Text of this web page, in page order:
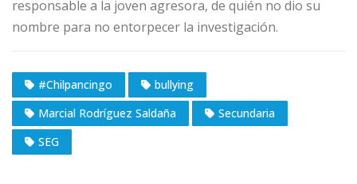
responsable a la joven agresora, de quién no dio su
nombre para no entorpecer la investigación.
#Chilpancingo
bullying
Marcial Rodríguez Saldaña
Secundaria
SEG